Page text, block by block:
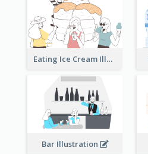
Eating Ice Cream Illustration
Bar Illustration